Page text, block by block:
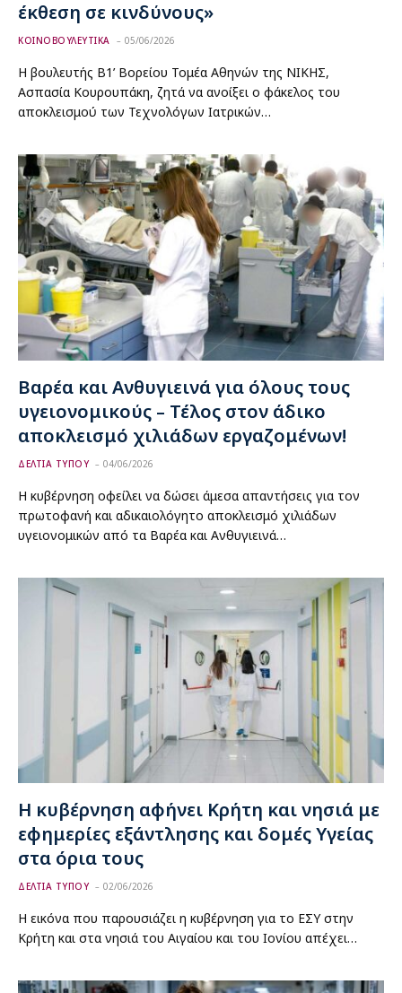
έκθεση σε κινδύνους»
ΚΟΙΝΟΒΟΥΛΕΥΤΙΚΑ 05/06/2026
Η βουλευτής Β1’ Βορείου Τομέα Αθηνών της ΝΙΚΗΣ,
Ασπασία Κουρουπάκη, ζητά να ανοίξει ο φάκελος του
αποκλεισμού των Τεχνολόγων Ιατρικών…
Βαρέα και Ανθυγιεινά για όλους τους
υγειονομικούς – Τέλος στον άδικο
αποκλεισμό χιλιάδων εργαζομένων!
ΔΕΛΤΙΑ ΤΥΠΟΥ 04/06/2026
Η κυβέρνηση οφείλει να δώσει άμεσα απαντήσεις για τον
πρωτοφανή και αδικαιολόγητο αποκλεισμό χιλιάδων
υγειονομικών από τα Βαρέα και Ανθυγιεινά…
Η κυβέρνηση αφήνει Κρήτη και νησιά με
εφημερίες εξάντλησης και δομές Υγείας
στα όρια τους
ΔΕΛΤΙΑ ΤΥΠΟΥ 02/06/2026
Η εικόνα που παρουσιάζει η κυβέρνηση για το ΕΣΥ στην
Κρήτη και στα νησιά του Αιγαίου και του Ιονίου απέχει…